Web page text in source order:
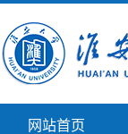
网站首页